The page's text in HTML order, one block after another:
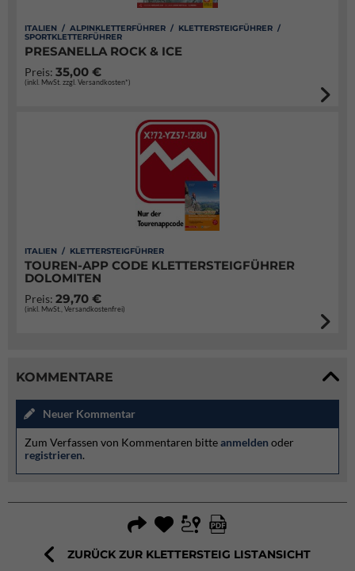
ITALIEN / ALPINKLETTERFÜHRER / KLETTERSTEIGFÜHRER /
SPORTKLETTERFÜHRER
PRESANELLA ROCK & ICE
Preis: 35,00 €
(inkl. MwSt. zzgl. Versandkosten*)
ITALIEN / KLETTERSTEIGFÜHRER
TOUREN-APP CODE KLETTERSTEIGFÜHRER
DOLOMITEN
Preis: 29,70 €
(inkl. MwSt., Versandkostenfrei)
KOMMENTARE
Neuer Kommentar
Zum Verfassen von Kommentaren bitteanmelden oder
registrieren.
ZURÜCK ZUR KLETTERSTEIG LISTANSICHT